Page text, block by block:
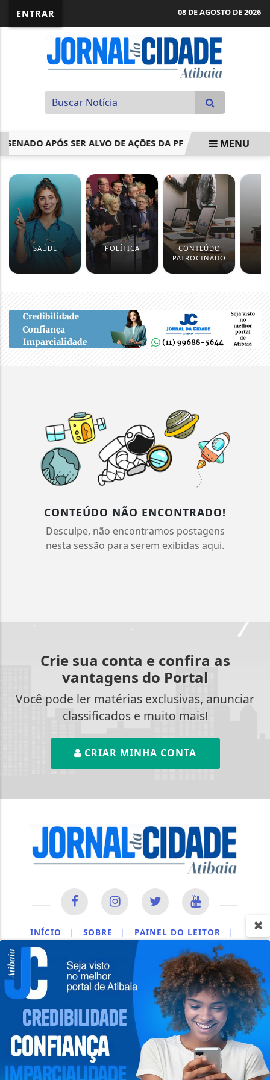
ENTRAR 08 DE AGOSTO DE 2026
APÓS SER ALVO DE AÇÕES DA PF PREFEITURA
MENU
SAÚDE POLÍTICA
CONTEÚDO
PATROCINADO
CONTEÚDO NÃO ENCONTRADO!
Desculpe, não encontramos postagens
nesta sessão para serem exibidas aqui.
Crie sua conta e confira as
vantagens do Portal
Você pode ler matérias exclusivas, anunciar
classificados e muito mais!
CRIAR MINHA CONTA
INÍCIO | SOBRE | PAINEL DO LEITOR |
EXPEDIENTE | TERMOS DE USO E PRIVACIDADE |
CONTATO